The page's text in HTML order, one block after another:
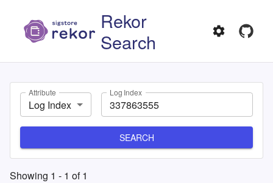
Rekor
Search
Attribute
Log Index
Log Index
SEARCH
Showing 1 - 1 of1